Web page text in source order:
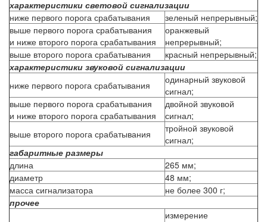
характеристики световой сигнализации
ниже первого порога срабатывания
зеленый непрерывный;
выше первого порога срабатывания
и ниже второго порога срабатывания
оранжевый
непрерывный;
выше второго порога срабатывания
красный непрерывный;
характеристики звуковой сигнализации
ниже первого порога срабатывания
одинарный звуковой
сигнал;
выше первого порога срабатывания
и ниже второго порога срабатывания
двойной звуковой
сигнал;
выше второго порога срабатывания
тройной звуковой
сигнал;
габаритные размеры
длина
265 мм;
диаметр
48 мм;
масса сигнализатора
не более 300 г;
прочее
измерение